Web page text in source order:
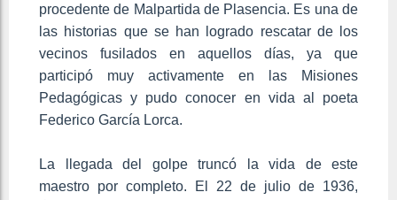
procedente de Malpartida de Plasencia. Es una de
las historias que se han logrado rescatar de los
vecinos fusilados en aquellos días, ya que
participó muy activamente en las Misiones
Pedagógicas y pudo conocer en vida al poeta
Federico García Lorca.
La llegada del golpe truncó la vida de este
maestro por completo. El 22 de julio de 1936,